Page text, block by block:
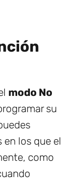
modo No
su
los que el
como